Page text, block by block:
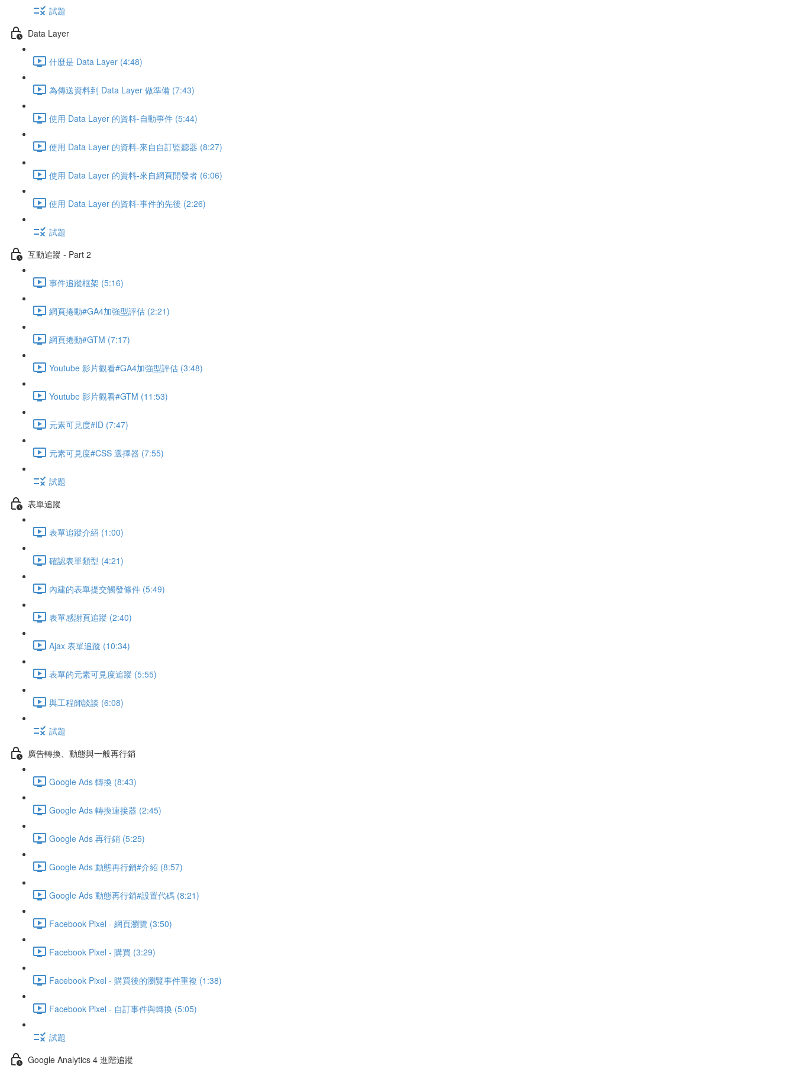
試題
Data Layer
什麼是 Data Layer (4:48)
為傳送資料到 Data Layer 做準備 (7:43)
使用 Data Layer 的資料-自動事件 (5:44)
使用 Data Layer 的資料-來自自訂監聽器 (8:27)
使用 Data Layer 的資料-來自網頁開發者 (6:06)
使用 Data Layer 的資料-事件的先後 (2:26)
試題
互動追蹤 - Part 2
事件追蹤框架 (5:16)
網頁捲動#GA4加強型評估 (2:21)
網頁捲動#GTM (7:17)
Youtube 影片觀看#GA4加強型評估 (3:48)
Youtube 影片觀看#GTM (11:53)
元素可見度#ID (7:47)
元素可見度#CSS 選擇器 (7:55)
試題
表單追蹤
表單追蹤介紹 (1:00)
確認表單類型 (4:21)
內建的表單提交觸發條件 (5:49)
表單感謝頁追蹤 (2:40)
Ajax 表單追蹤 (10:34)
表單的元素可見度追蹤 (5:55)
與工程師談談 (6:08)
試題
廣告轉換、動態與一般再行銷
Google Ads 轉換 (8:43)
Google Ads 轉換連接器 (2:45)
Google Ads 再行銷 (5:25)
Google Ads 動態再行銷#介紹 (8:57)
Google Ads 動態再行銷#設置代碼 (8:21)
Facebook Pixel - 網頁瀏覽 (3:50)
Facebook Pixel - 購買 (3:29)
Facebook Pixel - 購買後的瀏覽事件重複 (1:38)
Facebook Pixel - 自訂事件與轉換 (5:05)
試題
Google Analytics 4 進階追蹤